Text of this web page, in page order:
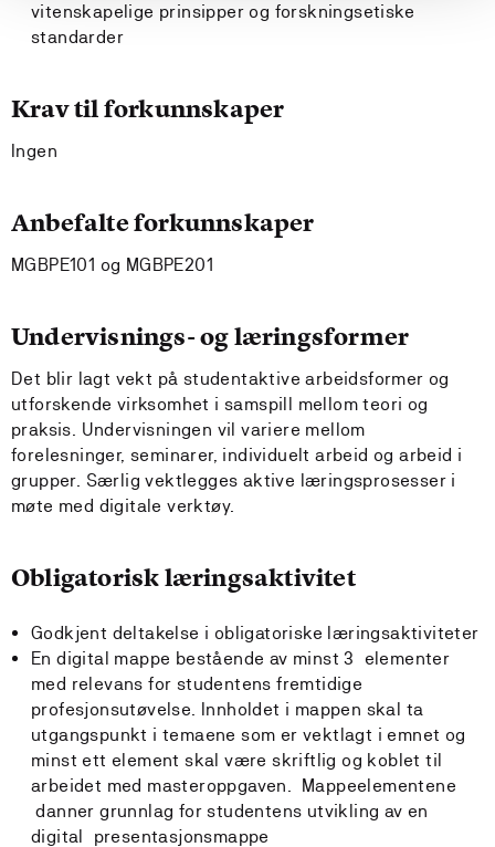
vitenskapelige prinsipper og forskningsetiske
standarder
Krav til forkunnskaper
Ingen
Anbefalte forkunnskaper
MGBPE101 og MGBPE201
Undervisnings- og læringsformer
Det blir lagt vekt på studentaktive arbeidsformer og
utforskende virksomhet i samspill mellom teori og
praksis. Undervisningen vil variere mellom
forelesninger, seminarer, individuelt arbeid og arbeid i
grupper. Særlig vektlegges aktive læringsprosesser i
møte med digitale verktøy.
Obligatorisk læringsaktivitet
Godkjent deltakelse i obligatoriske læringsaktiviteter
En digital mappe bestående av minst 3 elementer
med relevans for studentens fremtidige
profesjonsutøvelse. Innholdet i mappen skal ta
utgangspunkt i temaene som er vektlagt i emnet og
minst ett element skal være skriftlig og koblet til
arbeidet med masteroppgaven. Mappeelementene
danner grunnlag for studentens utvikling av en
digital presentasjonsmappe